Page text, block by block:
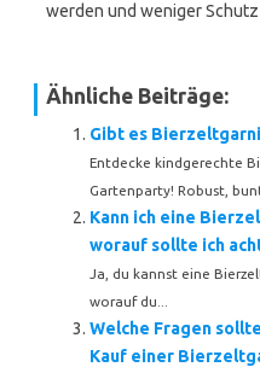
werden und weniger
Ähnliche Beiträge:
Gibt es
Entdecke kindgerechte
Gartenparty! Robust, bunt
Kann ich eine
worauf sollte ich
Ja, du kannst eine
worauf du...
Welche Fragen
Kauf einer